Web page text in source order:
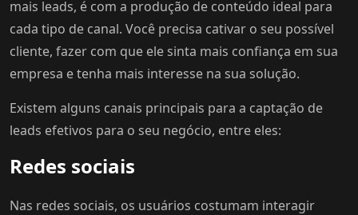
mais leads, é com a produção de conteúdo ideal para
cada tipo de canal. Você precisa cativar o seu possível
cliente, fazer com que ele sinta mais confiança em sua
empresa e tenha mais interesse na sua solução.
Existem alguns canais principais para a captação de
leads efetivos para o seu negócio, entre eles:
Redes sociais
Nas redes sociais, os usuários costumam interagir